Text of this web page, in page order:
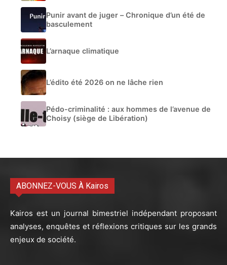
Punir avant de juger – Chronique d’un été de
basculement
L’arnaque climatique
L’édito été 2026 on ne lâche rien
Pédo-criminalité : aux hommes de l’avenue de
Choisy (siège de Libération)
ABONNEZ-VOUS À Kairos
Kairos est un journal bimestriel indépendant proposant
analyses, enquêtes et réflexions critiques sur les grands
enjeux de société.